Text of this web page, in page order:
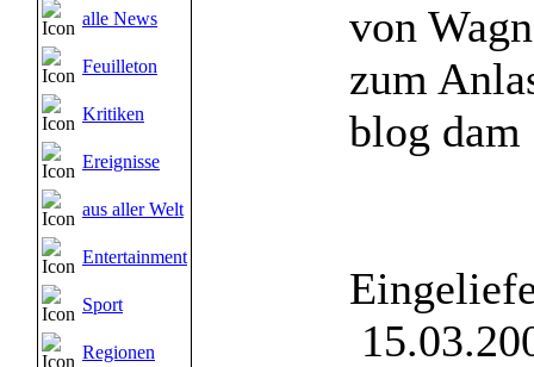
alle News
Feuilleton
Kritiken
Ereignisse
aus aller Welt
Entertainment
Sport
Regionen
von
zum
blog dam